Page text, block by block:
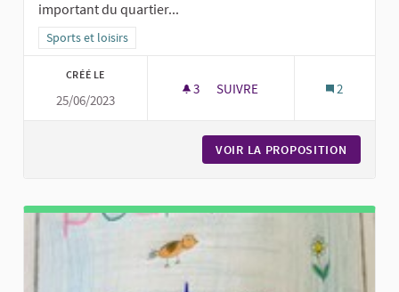
important du quartier...
Filtrer les résultats de la catégorie : Sports et loisirs
Sports et loisirs
CRÉÉ LE
25/06/2023
3 3 ABONNÉS
SUIVRE 2
VOIR LA PROPOSITION